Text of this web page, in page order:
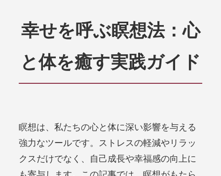
幸せを呼ぶ瞑想法：心
と体を癒す実践ガイド
瞑想は、私たちの心と体に深い影響を与える
強力なツールです。ストレスの軽減やリラッ
クスだけでなく、自己成長や幸福感の向上に